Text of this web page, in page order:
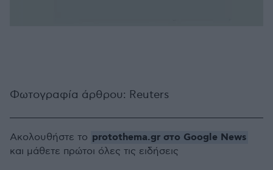
Φωτογραφία άρθρου: Reuters
Ακολουθήστε το protothema.gr στο Google News
και μάθετε πρώτοι όλες τις ειδήσεις